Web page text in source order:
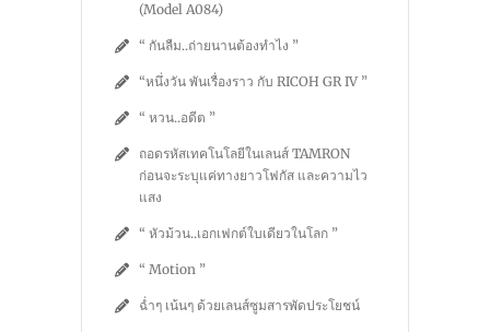
(Model A084)
“ กันลืม..ถ่ายนานต้องทำไง ”
“หนึ่งวัน พันเรื่องราว กับ RICOH GR IV ”
“ หวน..อดีต ”
ถอดรหัสเทคโนโลยีในเลนส์ TAMRON
ก่อนจะระบุแค่ทางยาวโฟกัส และความไว
แสง
“ หัวม้วน..เอกเฟกต์ใบเดียวในโลก ”
“ Motion ”
ฉ่ำๆ เน้นๆ ด้วยเลนส์ซูมสารพัดประโยชน์